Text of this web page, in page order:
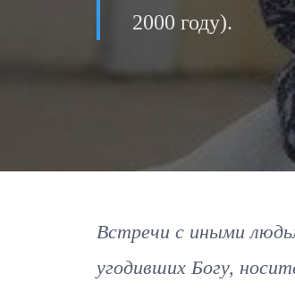
2000 году).
Встречи с иными
угодивших Богу,